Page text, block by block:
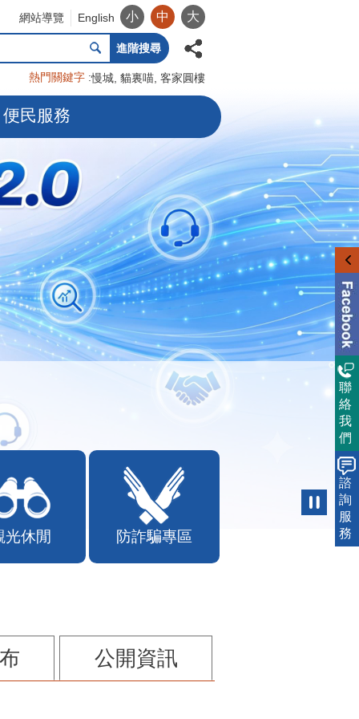
網站導覽 English 小 中 大
進階搜尋
熱門關鍵字 慢城 貓裏喵 客家圓樓
便民服務
光休閒 防詐騙專區
公開資訊
聯
絡
我
們
諮
詢
服
務